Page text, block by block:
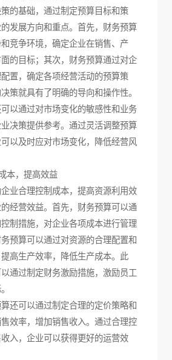
的基础，通过制定预算目标和策
发展方向和重点。首先，财务预算
竞争环境，确定企业在销售、产
的目标；其次，财务预算通过对企
置，确定各项经营活动的预算策
策就具有了明确的导向和操作性。
以通过对市场变化的敏感性和业务
决策提供参考。通过灵活调整预算
以及时应对市场变化，降低经营风
本，提高效益
业合理控制成本，提高资源利用效
经营效益。首先，财务预算可以通
制措施，对企业各项成本进行管理
预算可以通过对资源的合理配置和
高生产效率，降低生产成本。此
通过制定财务激励措施，激励员工
还可以通过制定合理的定价策略和
效率，增加销售收入。通过合理控
入，企业可以获得更好的运营效